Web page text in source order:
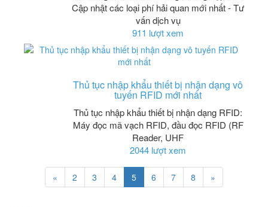
Cập nhật các loại phí hải quan mới nhất - Tư
vấn dịch vụ
911 lượt xem
Thủ tục nhập khẩu thiết bị nhận dạng vô
tuyến RFID mới nhất
Thủ tục nhập khẩu thiết bị nhận dạng RFID:
Máy đọc mã vạch RFID, đầu đọc RFID (RF
Reader, UHF
2044 lượt xem
« 2 3 4 5 6 7 8 »